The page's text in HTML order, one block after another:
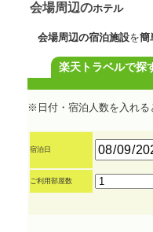
会場周辺のホテル
会場周辺の宿泊施設を簡
楽天トラベルで探
※日付・宿泊人数を入れる
宿泊日
ご利用部屋数